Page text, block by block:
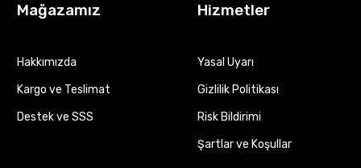
Mağazamız
Hakkımızda
Kargo ve Teslimat
Destek ve SSS
Hizmetler
Yasal Uyarı
Gizlilik Politikası
Risk Bildirimi
Şartlar ve Koşullar